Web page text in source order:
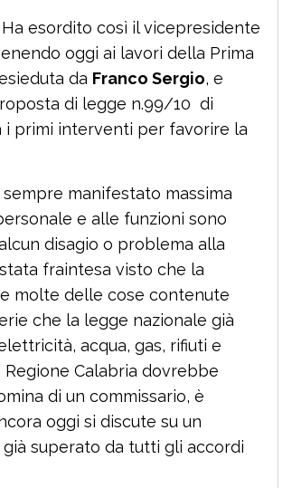
Ha esordito così il vicepresidente
oggi ai lavori della Prima
da Franco Sergio, e
di legge n.99/10 di
i primi interventi per favorire la
manifestato massima
e alle funzioni sono
disagio o problema alla
fraintesa visto che la
molte delle cose contenute
che la legge nazionale già
acqua, gas, rifiuti e
Calabria dovrebbe
di un commissario, è
oggi si discute su un
superato da tutti gli accordi